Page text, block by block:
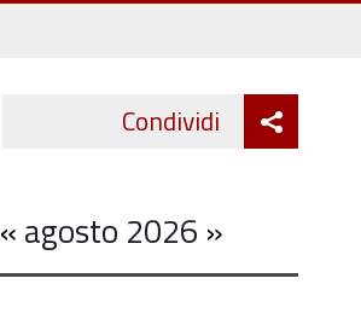
Condividi Twitter
«agosto 2026 »